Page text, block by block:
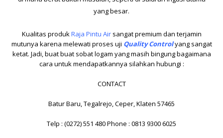
yang besar.
Kualitas produkRaja Pintu Airsangat premium dan terjamin
mutunya karena melewati proses uji Quality Controlyang sangat
ketat. Jadi, buat buat sobat logam yang masih bingung bagaimana
cara untuk mendapatkannya silahkan hubungi :
CONTACT
Batur Baru, Tegalrejo, Ceper, Klaten 57465
Telp : (0272) 551 480 Phone : 0813 9300 6025